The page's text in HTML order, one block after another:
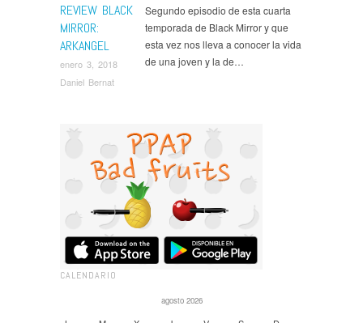
REVIEW BLACK
MIRROR:
ARKANGEL
enero 3, 2018
Daniel Bernat
Segundo episodio de esta cuarta
temporada de Black Mirror y que
esta vez nos lleva a conocer la vida
de una joven y la de…
CALENDARIO
agosto 2026